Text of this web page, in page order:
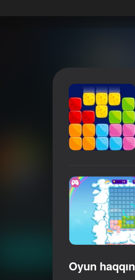
Gummy Blocks
Reytinq AllWebGames 4,1
CodeThisLab
Oyun